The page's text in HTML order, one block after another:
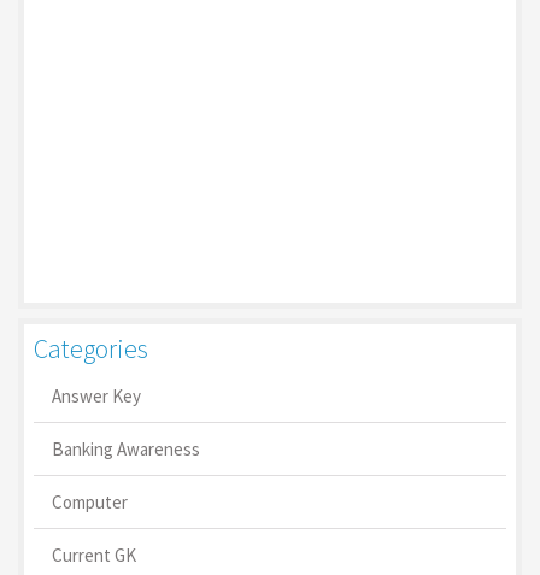
Categories
Answer Key
Banking Awareness
Computer
Current GK